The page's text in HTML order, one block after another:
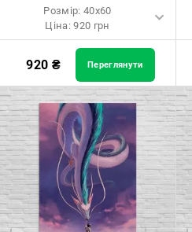
Розмір: 40x60
Ціна: 920 грн
Розмір: 40x60 Ціна: 920 грн
Розмір: 60x90 Ціна: 1650 грн
Розмір: 80x120 Ціна: 2050 грн
920 ₴ Переглянути